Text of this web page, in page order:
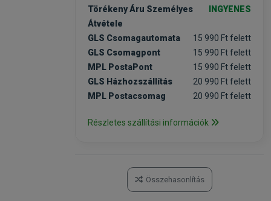
Törékeny Áru Személyes
Átvétele
INGYENES
GLS Csomagautomata
15 990 Ft felett
GLS Csomagpont
15 990 Ft felett
MPL PostaPont
15 990 Ft felett
GLS Házhozszállítás
20 990 Ft felett
MPL Postacsomag
20 990 Ft felett
Részletes szállítási információk
Összehasonlítás